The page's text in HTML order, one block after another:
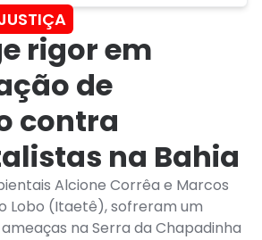
rigor em
de
contra
na Bahia
Alcione Corrêa e Marcos
Lobo (Itaetê), sofreram um
na Serra da Chapadinha